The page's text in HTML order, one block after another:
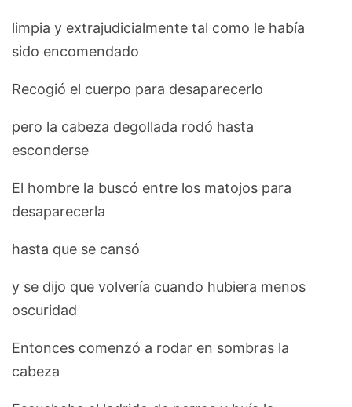
limpia y extrajudicialmente tal como le había
sido encomendado
Recogió el cuerpo para desaparecerlo
pero la cabeza degollada rodó hasta
esconderse
El hombre la buscó entre los matojos para
desaparecerla
hasta que se cansó
y se dijo que volvería cuando hubiera menos
oscuridad
Entonces comenzó a rodar en sombras la
cabeza